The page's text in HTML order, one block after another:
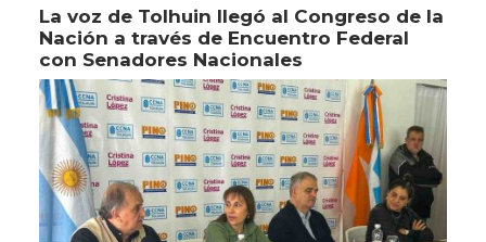
La voz de Tolhuin llegó al Congreso de la
Nación a través de Encuentro Federal
con Senadores Nacionales